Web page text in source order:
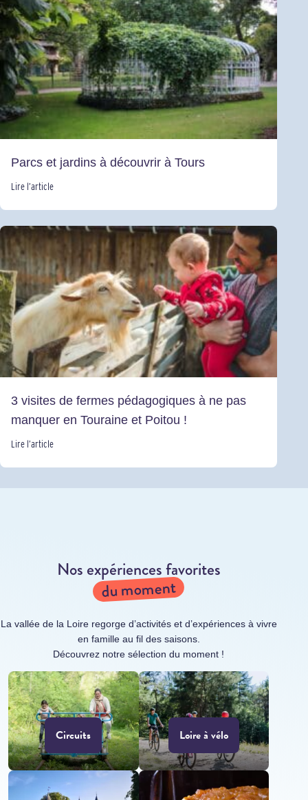
Parcs et jardins à découvrir à Tours
Lire l’article
3 visites de fermes pédagogiques à ne pas
manquer en Touraine et Poitou !
Lire l’article
Nos expériences favorites
du moment
La vallée de la Loire regorge d’activités et d’expériences à vivre
en famille au fil des saisons.
Découvrez notre sélection du moment !
Circuits Loire à vélo